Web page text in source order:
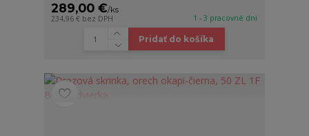
289,00 €/ks
234,96 € bez DPH 1 - 3 pracovné dni
Pridať do košíka